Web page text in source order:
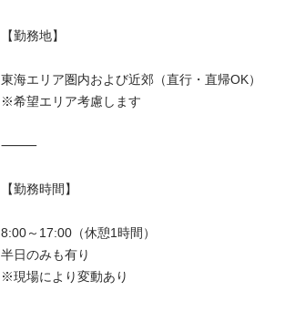
【勤務地】
東海エリア圏内および近郊（直行・直帰OK）
※希望エリア考慮します
⸻
【勤務時間】
8:00～17:00（休憩1時間）
半日のみも有り
※現場により変動あり